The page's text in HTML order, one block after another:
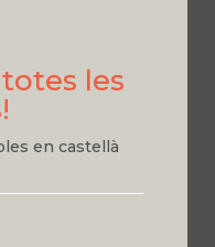
les
en castellà